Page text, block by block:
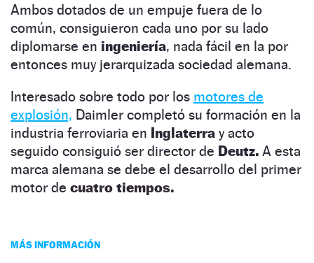
Ambos dotados de un empuje fuera de lo
común, consiguieron cada uno por su lado
diplomarse en ingeniería, nada fácil en la por
entonces muy jerarquizada sociedad alemana.
Interesado sobre todo por los motores de
explosión, Daimler completó su formación en la
industria ferroviaria en Inglaterra y acto
seguido consiguió ser director de Deutz. A esta
marca alemana se debe el desarrollo del primer
motor de cuatro tiempos.
MÁS INFORMACIÓN